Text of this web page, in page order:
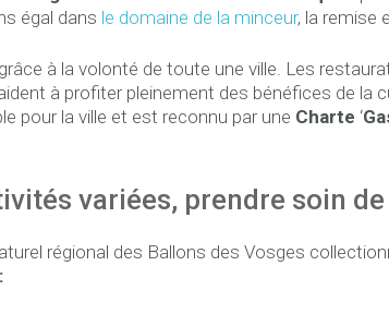
égal dans le domaine de la minceur, la remise
à la volonté de toute une ville. Les
à profiter pleinement des bénéfices de
pour la ville et est reconnu par une Charte ‘
variées, prendre soin
régional des Ballons des Vosges